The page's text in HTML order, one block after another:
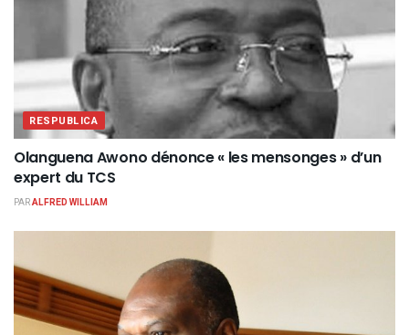
RESPUBLICA
Olanguena Awono dénonce « les mensonges » d’un
expert du TCS
PARALFRED WILLIAM